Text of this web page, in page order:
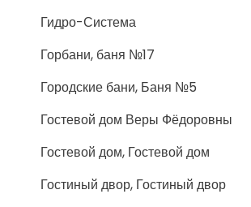
Гидро-Система
Горбани, баня №17
Городские бани, Баня №5
Гостевой дом Веры Фёдоровны
Гостевой дом, Гостевой дом
Гостиный двор, Гостиный двор